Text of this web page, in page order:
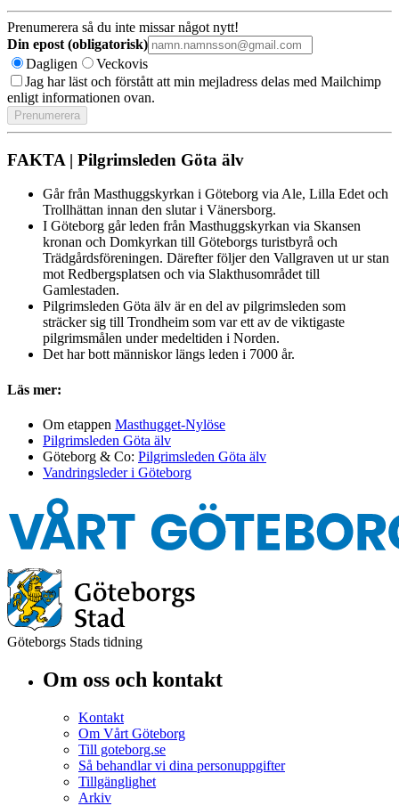
Prenumerera så du inte missar något nytt!
Din epost (obligatorisk)
Dagligen
Veckovis
Jag har läst och förstått att min mejladress delas med Mailchimp
enligt informationen ovan.
FAKTA | Pilgrimsleden Göta älv
Går från Masthuggskyrkan i Göteborg via Ale, Lilla Edet och
Trollhättan innan den slutar i Vänersborg.
I Göteborg går leden från Masthuggskyrkan via Skansen
kronan och Domkyrkan till Göteborgs turistbyrå och
Trädgårdsföreningen. Därefter följer den Vallgraven ut ur stan
mot Redbergsplatsen och via Slakthusområdet till
Gamlestaden.
Pilgrimsleden Göta älv är en del av pilgrimsleden som
sträcker sig till Trondheim som var ett av de viktigaste
pilgrimsmålen under medeltiden i Norden.
Det har bott människor längs leden i 7000 år.
Läs mer:
Om etappen Masthugget-Nylöse
Pilgrimsleden Göta älv
Göteborg & Co: Pilgrimsleden Göta älv
Vandringsleder i Göteborg
Göteborgs Stads tidning
Om oss och kontakt
Kontakt
Om Vårt Göteborg
Till goteborg.se
Så behandlar vi dina personuppgifter
Tillgänglighet
Arkiv